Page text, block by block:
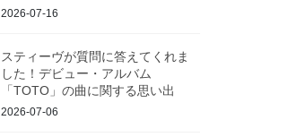
2026-07-16
スティーヴが質問に答えてくれま
した！デビュー・アルバム
「TOTO」の曲に関する思い出
2026-07-06